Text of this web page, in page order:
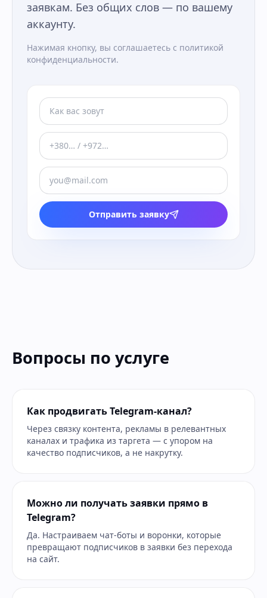
заявкам. Без общих слов — по вашему
аккаунту.
Нажимая кнопку, вы соглашаетесь с политикой
конфиденциальности.
Отправить заявку
Вопросы по услуге
Как продвигать Telegram-канал?
Через связку контента, рекламы в релевантных
каналах и трафика из таргета — с упором на
качество подписчиков, а не накрутку.
Можно ли получать заявки прямо в
Telegram?
Да. Настраиваем чат-боты и воронки, которые
превращают подписчиков в заявки без перехода
на сайт.